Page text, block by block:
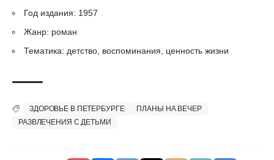
Год издания: 1957
Жанр: роман
Тематика: детство, воспоминания, ценность жизни
ЗДОРОВЬЕ В ПЕТЕРБУРГЕ
ПЛАНЫ НА ВЕЧЕР
РАЗВЛЕЧЕНИЯ С ДЕТЬМИ